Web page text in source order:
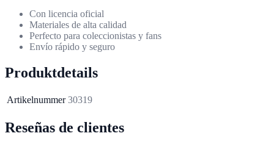
Con licencia oficial
Materiales de alta calidad
Perfecto para coleccionistas y fans
Envío rápido y seguro
Produktdetails
Artikelnummer 30319
Reseñas de clientes